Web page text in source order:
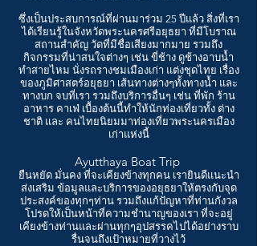
ซึ่งเป็นประสบการณ์ที่ผ่านมาร่วม 25 ปีแล้ว สิ่งที่เรา
ได้เรียนรู้ในจังหวัดพระนครศรีอยุธยา ที่มีโบราณ
สถานสำคัญ วัดที่มีชื่อเสียงมากมาย รวมถึง
กิจกรรมที่น่าสนใจต่างๆ เช่น ขี่ช้าง ดูช้างอาบน้ำ
ทำสายไหม นั่งรถรางชมเมืองเก่า แต่งชุดไทย เรื่อง
ของภูมิศาสตร์อยุธยา เส้นทางต่างๆทั้งทางน้ำ และ
ทางบก จบที่เรา รวมถึงบริการอื่นๆ เช่น ที่พัก ร้าน
อาหาร คาเฟ่ เบื้องต้นนี้ทำให้นักท่องเที่ยวทั้ง ต่าง
ชาติ และ คนไทยนิยมมาท่องเที่ยวพระนครเมือง
เก่าแห่งนี้
Ayutthaya Boat Trip
ยืนหยัด มั่นคง ที่จะเคียงข้างทุกคน เรายินดีแนะนำ
ส่งเสริม ข้อมูลและบริการของอยุธยาให้ตรงกับจุด
ประสงค์ของทุกๆท่าน รวมถึงแก้ปัญหาที่ท่านกังวล
โปรดให้เป็นหน้าที่ความชำนาญของเรา ที่จะอยู่
เคียงข้างท่านและผ่านทุกๆอุปสรรคไปได้อย่างราบ
รื่นจนถึงเป้าหมายที่วางไว้